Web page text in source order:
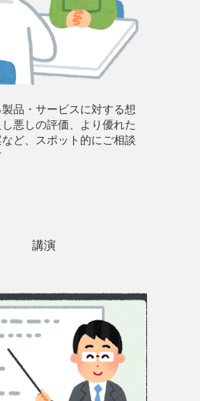
品・サービスに対する想
悪しの評価、より優れた
ど、スポット的にご相談
講演